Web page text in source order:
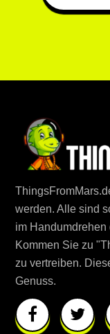
werden. Alle sind
im
Kommen Sie zu
zu vertreiben.
Genuss.